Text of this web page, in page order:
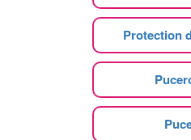
Protection